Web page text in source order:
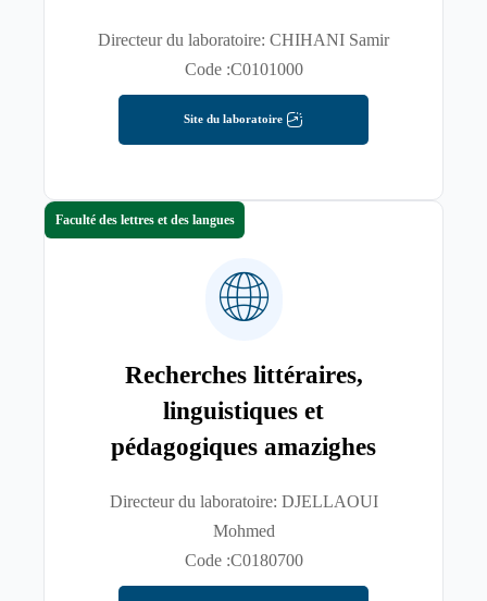
Directeur du laboratoire: CHIHANI Samir
Code :C0101000
Site du laboratoire
Recherches littéraires,
linguistiques et
pédagogiques amazighes
Directeur du laboratoire: DJELLAOUI
Mohmed
Code :C0180700
Faculté des lettres et des langues